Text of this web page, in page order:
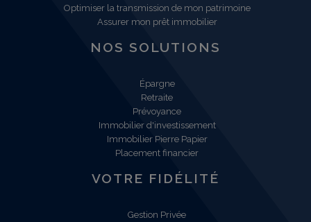
Optimiser la transmission de mon patrimoine
Assurer mon prêt immobilier
NOS SOLUTIONS
Épargne
Retraite
Prévoyance
Immobilier d'investissement
Immobilier Pierre Papier
Placement financier
VOTRE FIDÉLITÉ
Gestion Privée